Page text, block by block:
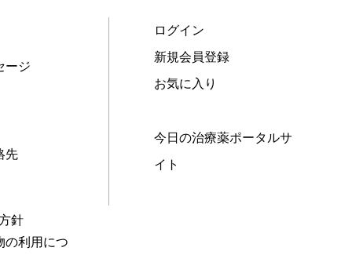
ージ
先
針
の利用につ
ログイン
新規会員登録
お気に入り
今日の治療薬ポータルサ
イト